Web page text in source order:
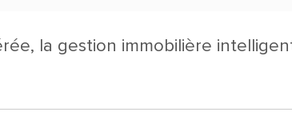
la gestion immobilière